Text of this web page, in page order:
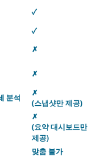
✓
✓
✗
✗
분석
✗
(스냅샷만 제공)
✗
(요약 대시보드만
제공)
맞춤 불가